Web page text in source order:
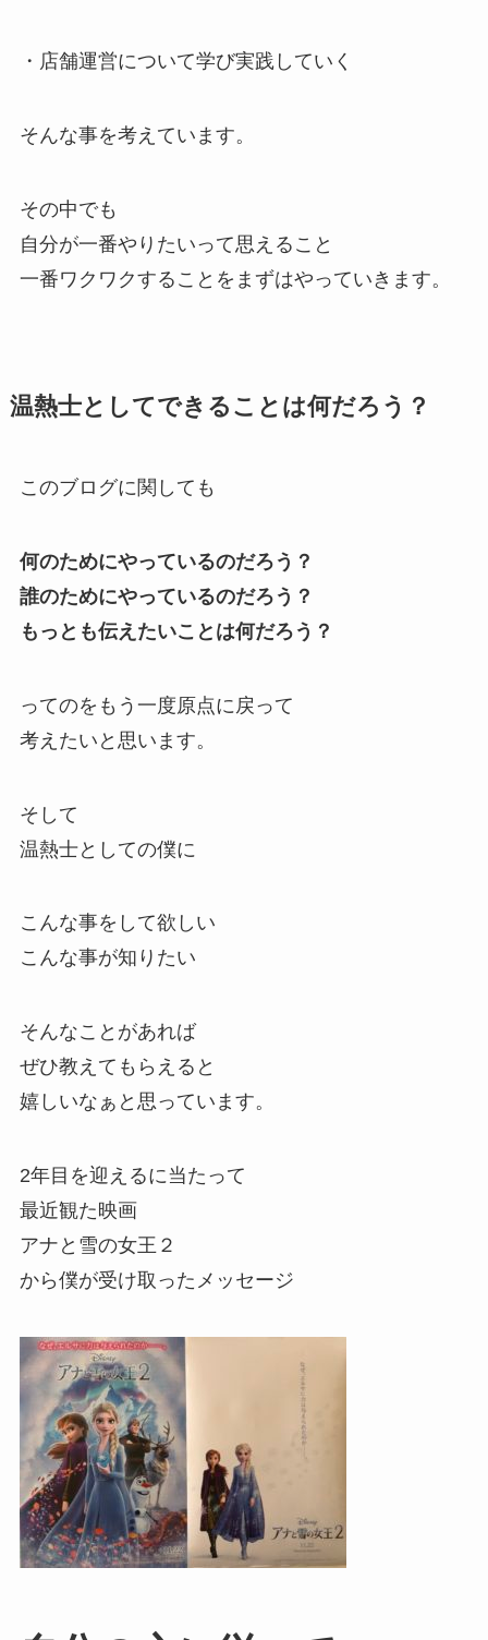
・店舗運営について学び実践していく
そんな事を考えています。
その中でも
自分が一番やりたいって思えること
一番ワクワクすることをまずはやっていきます。
温熱士としてできることは何だろう？
このブログに関しても
何のためにやっているのだろう？
誰のためにやっているのだろう？
もっとも伝えたいことは何だろう？
ってのをもう一度原点に戻って
考えたいと思います。
そして
温熱士としての僕に
こんな事をして欲しい
こんな事が知りたい
そんなことがあれば
ぜひ教えてもらえると
嬉しいなぁと思っています。
2年目を迎えるに当たって
最近観た映画
アナと雪の女王２
から僕が受け取ったメッセージ